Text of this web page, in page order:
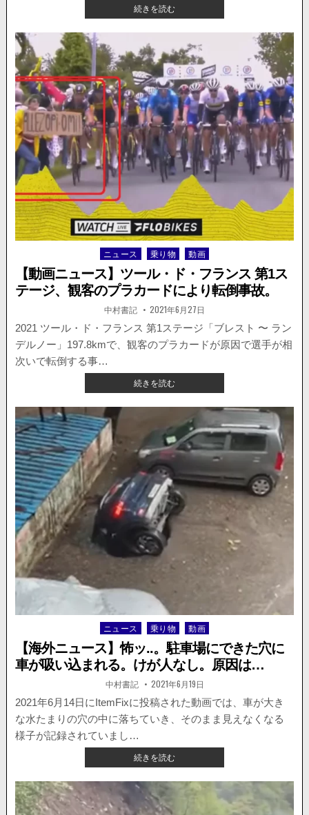
続きを読む【海
外
ニ
ュ
ー
ス】
輸
送
事
故。
BLW
機
関
車
(NO.333)
が
ク
レ
ー
ン
か
ら
落
下。
故
の
画
が
開
さ
れ
る。
Posted
in
ニュース 乗り物 動画
【動画ニュース】ツール・ド・フランス 第1ス
テージ、観客のプラカードにより転倒事故。
著
者:
中村書記 掲
載
日：
2021年6月27日
2021 ツール・ド・フランス 第1ステージ「ブレスト 〜 ラン
デルノー」197.8kmで、観客のプラカードが原因で選手が相
次いで転倒する事…
続きを読む【動
画
ニ
ー
ス】
ツ
ル・
ド・
フ
ス
ー
ジ、
観
客
の
プ
カ
ー
に
よ
Posted
in
ニュース 乗り物 動画
【海外ニュース】怖ッ..。駐車場にできた穴に
車が吸い込まれる。けが人なし。原因は…
著
者:
中村書記 掲
載
日：
2021年6月19日
2021年6月14日にItemFixに投稿された動画では、車が大き
な水たまりの穴の中に落ちていき、そのまま見えなくなる
様子が記録されていまし…
続きを読む【海
外
ニ